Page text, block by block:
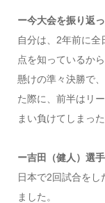
ー今大会を振り返
自分は、2年前に
点を知っているか
懸けの準々決勝で
た際に、前半はリ
まい負けてしまっ
ー吉田（健人）選
日本で2回試合を
ました。